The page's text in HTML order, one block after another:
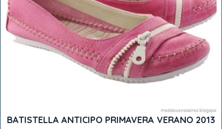
BATISTELLA ANTICIPO PRIMAVERA VERANO 2013